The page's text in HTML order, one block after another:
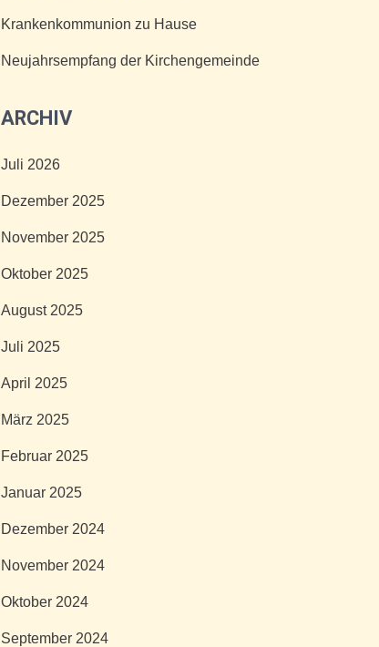
Krankenkommunion zu Hause
Neujahrsempfang der Kirchengemeinde
ARCHIV
Juli 2026
Dezember 2025
November 2025
Oktober 2025
August 2025
Juli 2025
April 2025
März 2025
Februar 2025
Januar 2025
Dezember 2024
November 2024
Oktober 2024
September 2024